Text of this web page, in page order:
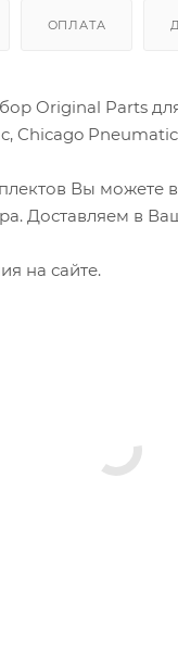
ОПЛАТА
Original Parts
Chicago
Вы можете
Доставляем в
на сайте.